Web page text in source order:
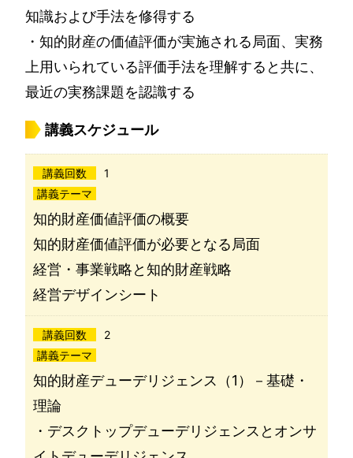
知識および手法を修得する
・知的財産の価値評価が実施される局面、実務
上用いられている評価手法を理解すると共に、
最近の実務課題を認識する
講義スケジュール
講義回数
1
講義テーマ
知的財産価値評価の概要
知的財産価値評価が必要となる局面
経営・事業戦略と知的財産戦略
経営デザインシート
講義回数
2
講義テーマ
知的財産デューデリジェンス（1）－基礎・
理論
・デスクトップデューデリジェンスとオンサ